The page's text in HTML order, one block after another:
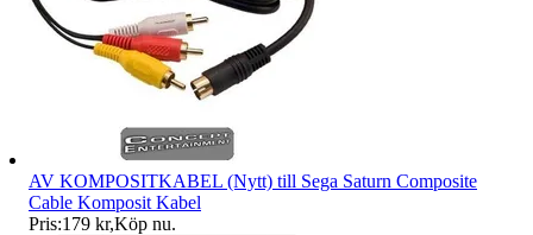
AV KOMPOSITKABEL (Nytt) till Sega Saturn Composite
Cable Komposit Kabel
Pris:179 kr,Köp nu.